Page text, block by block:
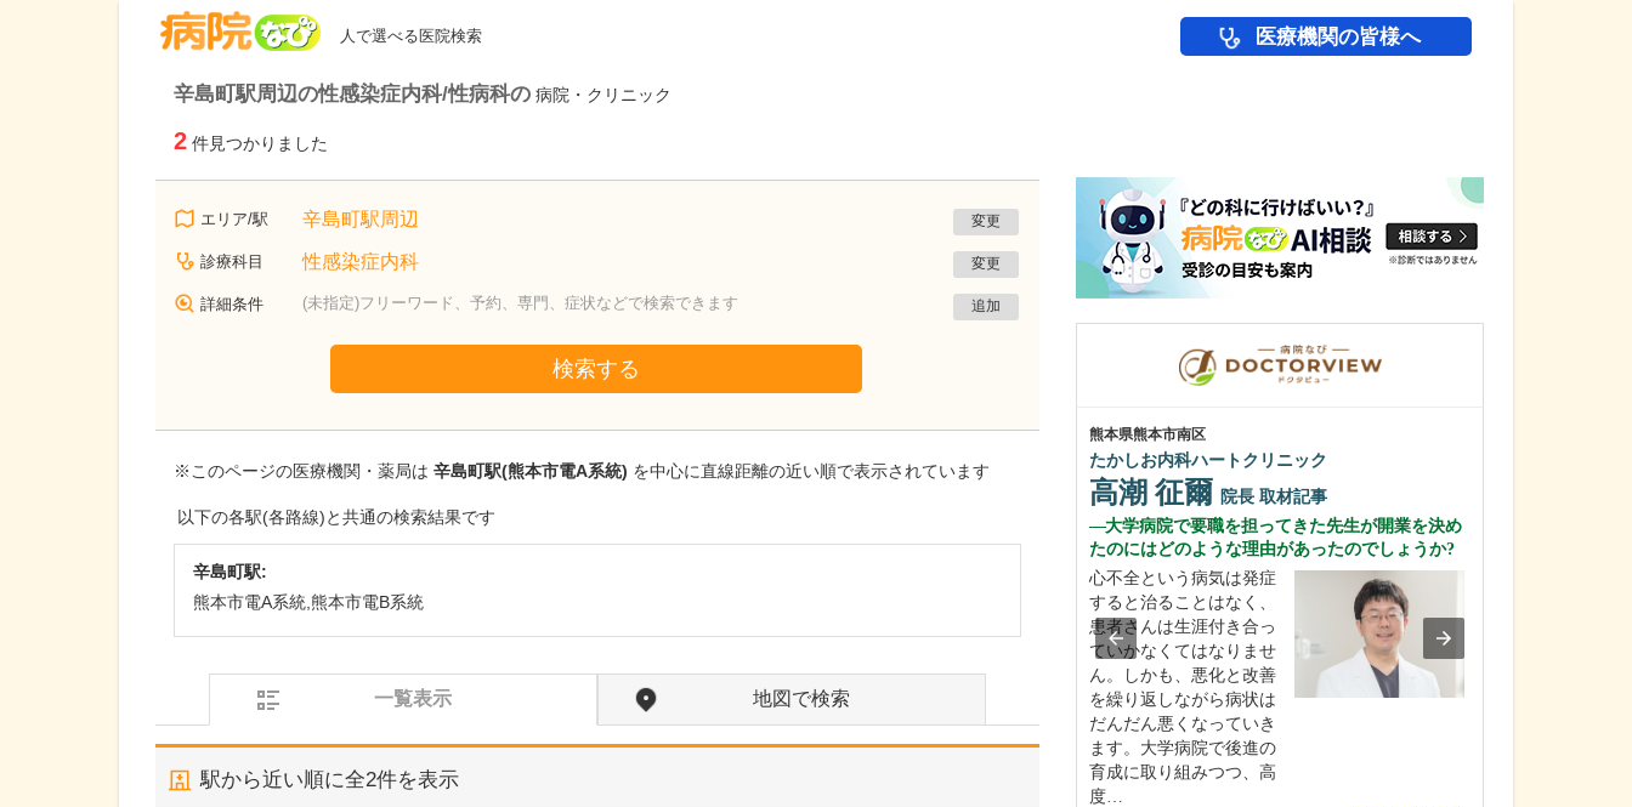
人で選べる医院検索 医療機関の皆様へ
辛島町駅周辺の性感染症内科/性病科の 病院・クリニック
2 件見つかりました
エリア/駅 辛島町駅周辺 変更
診療科目 性感染症内科 変更
詳細条件 (未指定)フリーワード、予約、専門、症状などで検索できます 追加
検索する
※このページの医療機関・薬局は 辛島町駅(熊本市電A系統) を中心に直線距離の近い順で表示されています
以下の各駅(各路線)と共通の検索結果です
辛島町駅:
熊本市電A系統,熊本市電B系統
一覧表示 地図で検索
駅から近い順に全2件を表示
熊本県熊本市南区
たかしお内科ハートクリニック
高潮 征爾 院長 取材記事
大学病院で要職を担ってきた先生が開業を決め
たのにはどのような理由があったのでしょうか?
心不全という病気は発症
すると治ることはなく、
患者さんは生涯付き合っ
ていかなくてはなりませ
ん。しかも、悪化と改善
を繰り返しながら病状は
だんだん悪くなっていき
ます。大学病院で後進の
育成に取り組みつつ、高
度…
大阪府高槻市
やまぐち内科・腎臓内科
門医としての経験を活か
慣病の改善に力を入れて
います。 腎臓は、高血圧